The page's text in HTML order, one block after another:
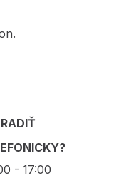
- 17:00